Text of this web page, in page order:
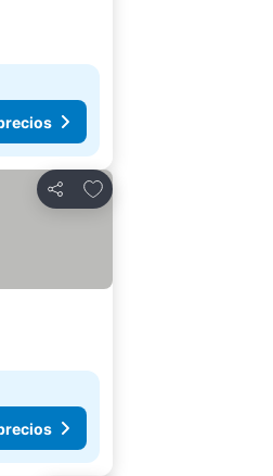
Compartir
Agregar a favoritos